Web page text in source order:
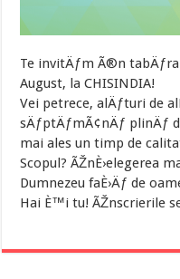
Te invitÄƒm Ã®n
August, la CHISINDIA!
Vei petrece, alÄƒturi de
sÄƒptÄƒmÃ¢nÄƒ plinÄƒ
mai ales un timp de
Scopul? ÃŽnÈ›elegerea
Dumnezeu faÈ›Äƒ de
Hai È™i tu! ÃŽnscrierile